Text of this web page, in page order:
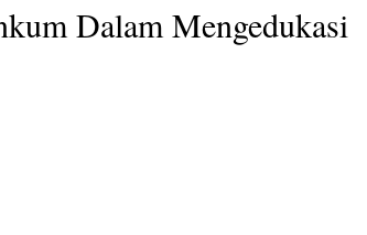
Dalam Mengedukasi